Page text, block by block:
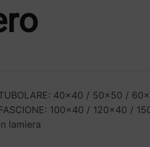
40x40 / 50x50 /
100x40 / 120x40 /
lamiera